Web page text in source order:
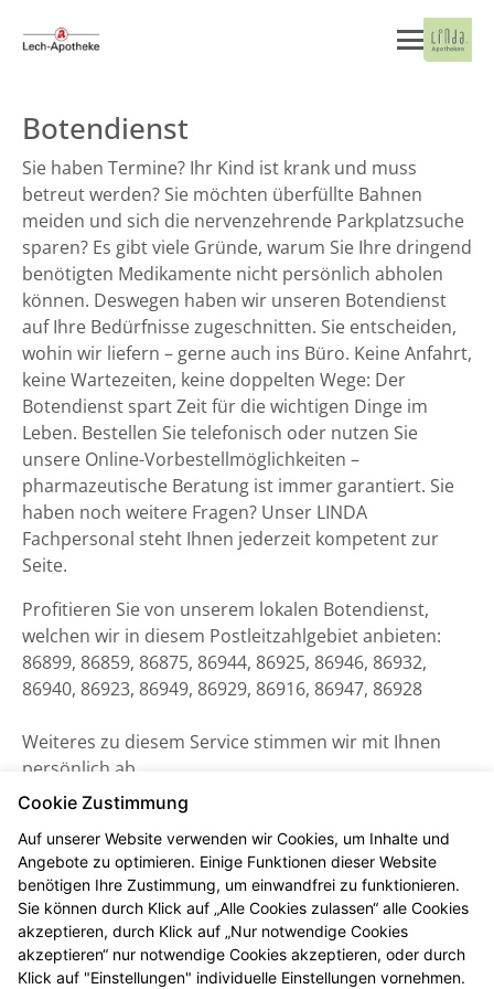
Botendienst
Sie haben Termine? Ihr Kind ist krank und muss
betreut werden? Sie möchten überfüllte Bahnen
meiden und sich die nervenzehrende Parkplatzsuche
sparen? Es gibt viele Gründe, warum Sie Ihre dringend
benötigten Medikamente nicht persönlich abholen
können. Deswegen haben wir unseren Botendienst
auf Ihre Bedürfnisse zugeschnitten. Sie entscheiden,
wohin wir liefern – gerne auch ins Büro. Keine Anfahrt,
keine Wartezeiten, keine doppelten Wege: Der
Botendienst spart Zeit für die wichtigen Dinge im
Leben. Bestellen Sie telefonisch oder nutzen Sie
unsere Online-Vorbestellmöglichkeiten –
pharmazeutische Beratung ist immer garantiert. Sie
haben noch weitere Fragen? Unser LINDA
Fachpersonal steht Ihnen jederzeit kompetent zur
Seite.
Profitieren Sie von unserem lokalen Botendienst,
welchen wir in diesem Postleitzahlgebiet anbieten:
86899, 86859, 86875, 86944, 86925, 86946, 86932,
86940, 86923, 86949, 86929, 86916, 86947, 86928
Weiteres zu diesem Service stimmen wir mit Ihnen
persönlich ab.
Cookie Zustimmung
Auf unserer Website verwenden wir Cookies, um Inhalte und
Angebote zu optimieren. Einige Funktionen dieser Website
benötigen Ihre Zustimmung, um einwandfrei zu funktionieren.
Sie können durch Klick auf „Alle Cookies zulassen“ alle Cookies
akzeptieren, durch Klick auf „Nur notwendige Cookies
akzeptieren“ nur notwendige Cookies akzeptieren, oder durch
Klick auf "Einstellungen" individuelle Einstellungen vornehmen.